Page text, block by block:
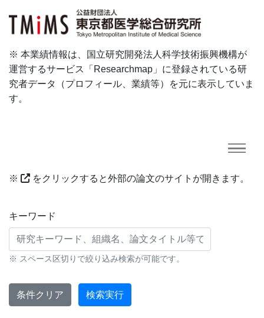
※ 本業績情報は、国立研究開発法人科学技術振興機構が
運営するサービス「Researchmap」に登録されている研
究者データ（プロフィール、業績等）を元に表示していま
す。
※ をクリックすると外部の論文のサイトが開きます。
研究業績に対する検索条件
キーワード
※ スペース区切りで絞り込み検索が可能です。
条件クリア 検索実行